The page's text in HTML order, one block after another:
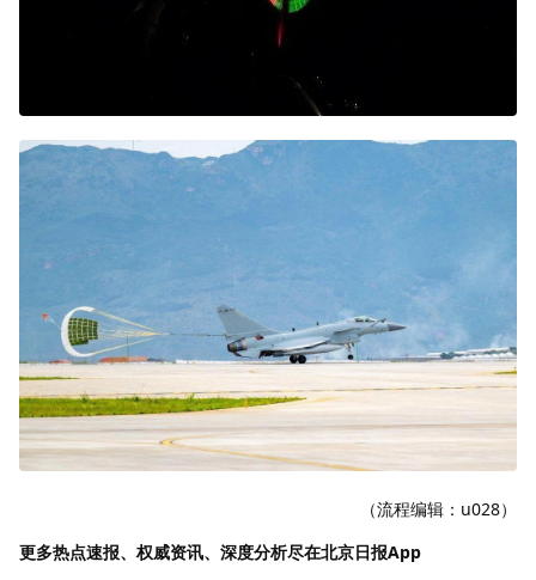
（流程编辑：u028）
更多热点速报、权威资讯、深度分析尽在北京日报App